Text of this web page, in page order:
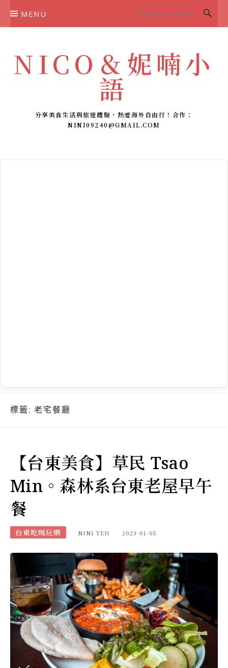
MENU
NICO＆妮喃小
語
分享美食生活與旅遊體驗，熱愛海外自由行！合作：
NINI09240@GMAIL.COM
標籤: 老宅餐廳
【台東美食】草民 Tsao
Min。森林系台東老屋早午
餐
台東吃喝玩樂 NINI YEH 2023-01-05